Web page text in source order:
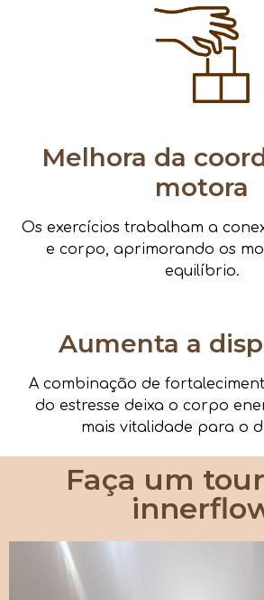
Melhora da
motora
Os exercícios trabalham a
e corpo, aprimorando os
equilíbrio.
Aumenta a
A combinação de
do estresse deixa o corpo
mais vitalidade para o
Faça um